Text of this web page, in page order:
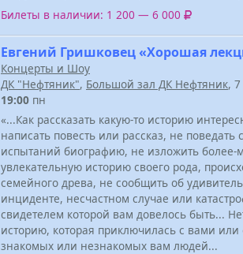
Билеты в наличии: 1 200 — 6 000
Евгений Гришковец «Хорошая
Концерты и Шоу
ДК "Нефтяник", Большой зал ДК Нефтяник,
19:00 пн
«...Как рассказать какую-то историю
написать повесть или рассказ, не
испытаний биографию, не изложить более-
увлекательную историю своего рода,
семейного древа, не сообщить об
инциденте, несчастном случае или
свидетелем которой вам довелось быть...
историю, которая приключилась с вами или
знакомых или незнакомых вам людей...